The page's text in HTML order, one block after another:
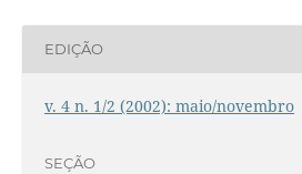
EDIÇÃO
v. 4 n. 1/2 (2002): maio/novembro
SEÇÃO